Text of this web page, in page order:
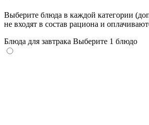
Выберите блюда в каждой категории
не входят в состав рациона и
Блюда для завтрака Выберите 1 блюдо